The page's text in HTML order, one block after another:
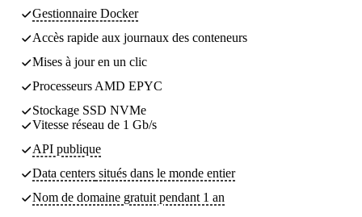
Gestionnaire Docker
Accès rapide aux journaux des conteneurs
Mises à jour en un clic
Processeurs AMD EPYC
Stockage SSD NVMe
Vitesse réseau de 1 Gb/s
API publique
Data centers situés dans le monde entier
Nom de domaine gratuit pendant 1 an